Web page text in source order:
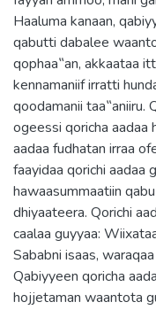
Haaluma kanaan,
qabutti dabalee
qophaa‟an, akkaataa
kennamaniif irratti
qoodamanii taa‟aniiru.
ogeessi qoricha
aadaa fudhatan irraa
faayidaa qorichi aadaa
hawaasummaatiin
dhiyaateera. Qorichi
caalaa guyyaa:
Sababni isaas,
Qabiyyeen qoricha
hojjetaman waantota